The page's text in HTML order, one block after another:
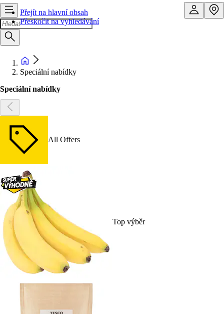
Přejít na hlavní obsah
Přeskočit na vyhledávání
Speciální nabídky
Speciální nabídky
All Offers
Top výběr